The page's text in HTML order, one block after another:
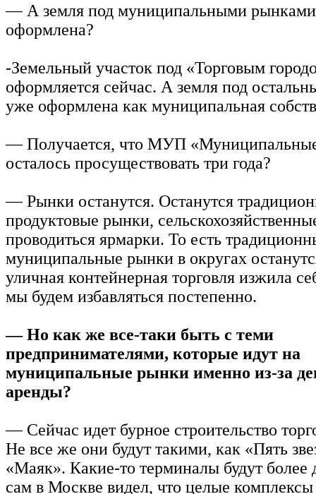
— А земля под муниципальными
оформлена?
-Земельный участок под «Торговым
оформляется сейчас. А земля под
уже оформлена как муниципальная
— Получается, что МУП
осталось просуществовать три года?
— Рынки останутся. Останутся
продуктовые рынки,
проводиться ярмарки. То есть
муниципальные рынки в округах
уличная контейнерная торговля изжила
мы будем избавляться постепенно.
— Но как же все-таки быть с теми
предпринимателями, которые идут на
муниципальные рынки именно из-за
аренды?
— Сейчас идет бурное строительство
Не все же они будут такими, как «Пять
«Маяк». Какие-то терминалы будут
сам в Москве видел, что целые комплексы